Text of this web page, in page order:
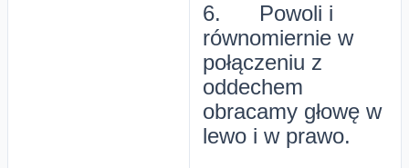
6. Powoli i
równomiernie w
połączeniu z
oddechem
obracamy głowę w
lewo i w prawo.